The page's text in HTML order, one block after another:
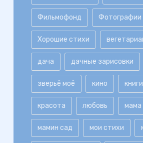
Фильмофонд Фотографии
Хорошие стихи
дача дачные зарисовки
зверьё моё кино книги
красота любовь мама
мамин сад мои стихи